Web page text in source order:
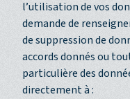
l’utilisation de vos
demande de
de suppression de
accords donnés ou
particulière des
directement à :